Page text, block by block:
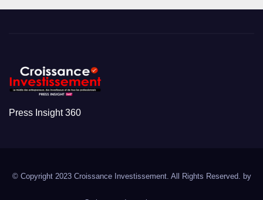
Press Insight 360
© Copyright 2023 Croissance Investissement. All Rights Reserved. by